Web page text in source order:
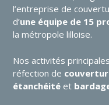
l’entreprise de
d’une équipe de 15
la métropole lilloise.
Nos activités
réfection de
étanchéité et